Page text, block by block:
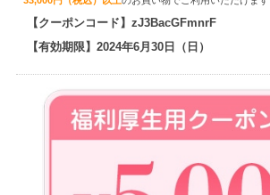
【クーポンコード】zJ3BacGFmnrF
【有効期限】2024年6月30日（日）